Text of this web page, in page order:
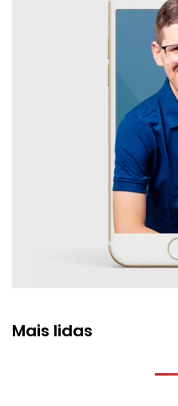
Mais lidas